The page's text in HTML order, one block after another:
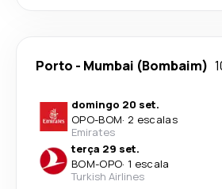
Porto - Mumbai (Bombaim)
domingo 20 set.
OPO-BOM· 2 escalas
Emirates
terça 29 set.
BOM-OPO· 1 escala
Turkish Airlines